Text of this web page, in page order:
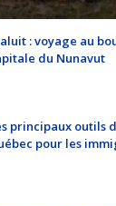
: voyage au
du Nunavut
principaux outils
pour les